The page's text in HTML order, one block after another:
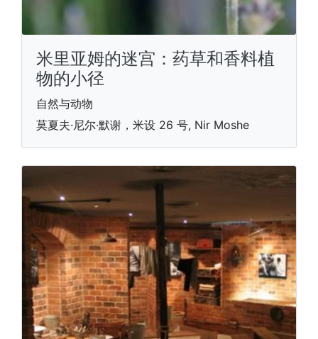
米里亚姆的迷宫：药草和香料植
物的小径
自然与动物
莫夏夫·尼尔·默谢，米设 26 号, Nir Moshe